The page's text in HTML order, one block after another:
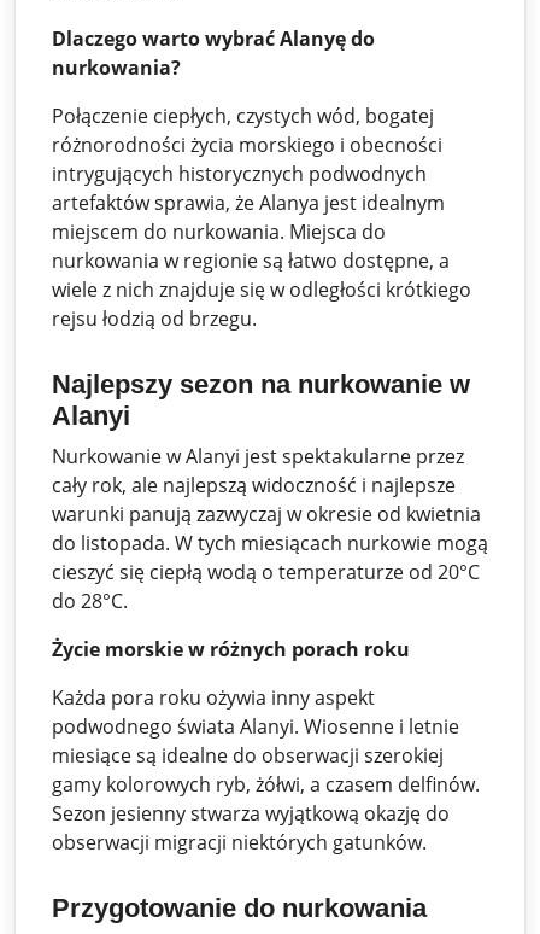
Dlaczego warto wybrać Alanyę do
nurkowania?
Połączenie ciepłych, czystych wód, bogatej
różnorodności życia morskiego i obecności
intrygujących historycznych podwodnych
artefaktów sprawia, że ​​Alanya jest idealnym
miejscem do nurkowania. Miejsca do
nurkowania w regionie są łatwo dostępne, a
wiele z nich znajduje się w odległości krótkiego
rejsu łodzią od brzegu.
Najlepszy sezon na nurkowanie w
Alanyi
Nurkowanie w Alanyi jest spektakularne przez
cały rok, ale najlepszą widoczność i najlepsze
warunki panują zazwyczaj w okresie od kwietnia
do listopada. W tych miesiącach nurkowie mogą
cieszyć się ciepłą wodą o temperaturze od 20°C
do 28°C.
Życie morskie w różnych porach roku
Każda pora roku ożywia inny aspekt
podwodnego świata Alanyi. Wiosenne i letnie
miesiące są idealne do obserwacji szerokiej
gamy kolorowych ryb, żółwi, a czasem delfinów.
Sezon jesienny stwarza wyjątkową okazję do
obserwacji migracji niektórych gatunków.
Przygotowanie do nurkowania